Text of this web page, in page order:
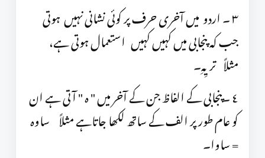
٣ ۔ اردو میں آخری حرف پر کوئی نشانی نہیں ہوتی
جب کہ پنجابی میں کہیں کہیں استعمال ہوتی ہے،
مثلاً تریِہِ۔
٤ ۔پنجابی کے الفاظ جن کے آخر میں " ہ " آتی ہے ان
کو عام طور پر الف کے ساتھ لکھا جاتاہے مثلاً ساوہ
= ساوا۔